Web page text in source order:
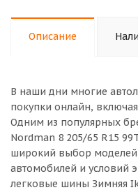
Описание
В наши дни многие
покупки онлайн,
Одним из популярных
Nordman 8 205/65 R15
широкий выбор моделей
автомобилей и условий
легковые шины Зимняя